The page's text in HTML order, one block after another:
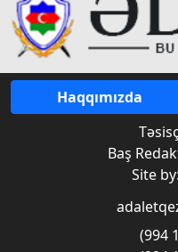
Haqqımızda
Baş
Site
(994